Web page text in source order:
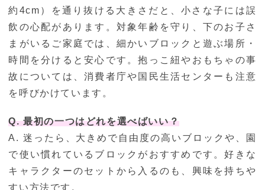
約4cm）を通り抜ける大きさだと、小さな子には誤
飲の心配があります。対象年齢を守り、下のお子さ
まがいるご家庭では、細かいブロックと遊ぶ場所・
時間を分けると安心です。抱っこ紐やおもちゃの事
故については、消費者庁や国民生活センターも注意
を呼びかけています。
Q. 最初の一つはどれを選べばいい？
A. 迷ったら、大きめで自由度の高いブロックや、園
で使い慣れているブロックがおすすめです。好きな
キャラクターのセットから入るのも、興味を持ちや
すい方法です。